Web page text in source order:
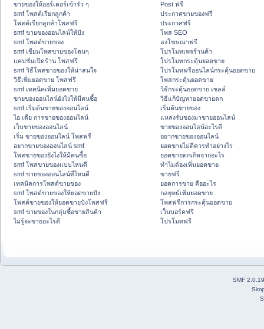
ขายของให้ออร์เดอร์เข้ารัว ๆ
smf โพสต์เรียกลูกค้า
โพสต์เรียกลูกค้าโพสฟรี
smf ขายของออนไลน์ให้ปัง
smf โพสต์ขายของ
smf เขียนโพสขายของโดนๆ
แคปชั่นเปิดร้าน โพสฟรี
smf วิธีโพสขายของให้น่าสนใจ
วิธีเพิ่มยอดขาย โพสฟรี
smf เทคนิคเพิ่มยอดขาย
ขายของออนไลน์ยังไงให้มีคนซื้อ
smf เริ่มต้นขายของออนไลน์
ไอ เดีย การขายของออนไลน์
เว็บขายของออนไลน์
เริ่ม ขายของออนไลน์ โพสฟรี
อยากขายของออนไลน์ smf
โพสขายของยังไงให้มีคนซื้อ
smf โพสขายของแบบไหนดี
smf ขายของออนไลน์ที่ไหนดี
เทคนิคการโพสต์ขายของ
smf โพสต์ขายของให้ยอดขายปัง
โพสต์ขายของให้ยอดขายปังโพสฟรี
smf ขายของในกลุ่มซื้อขายสินค้า
ไม่รู้จะขายอะไรดี
Post ฟรี
ประกาศขายของฟรี
ประกาศฟรี
โพส SEO
ลงโฆษณาฟรี
โปรโมทเพจร้านค้า
โปรโมทกระตุ้นยอดขาย
โปรโมทฟรีออนไลน์กระตุ้นยอดขาย
โพสกระตุ้นยอดขาย
วิธีกระตุ้นยอดขาย เซลล์
วิธีแก้ปัญหายอดขายตก
เริ่มต้นขายของ
แหล่งรับของมาขายออนไลน์
ขายของออนไลน์อะไรดี
อยากขายของออนไลน์
ยอดขายไม่ดีควรทำอย่างไร
ยอดขายตกเกิดจากอะไร
ทำไมต้องเพิ่มยอดขาย
ขายฟรี
ยอดการขาย คืออะไร
กลยุทธ์เพิ่มยอดขาย
โพสฟรีการกระตุ้นยอดขาย
เว็บบอร์ดฟรี
โปรโมทฟรี
SMF 2.0.19